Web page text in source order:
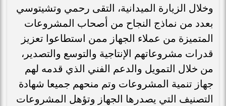
وخلال الزيارة الميدانية، التقى رحمي وتشيتوسي
بعدد من نماذج النجاح من أصحاب المشروعات
المتميزة من عملاء الجهاز ممن استطاعوا تعزيز
قدرات مشروعاتهم الإنتاجية والتوسع والتصدير،
من خلال التمويل والدعم الفني الذي قدمه لهم
جهاز تنمية المشروعات وتم منحهم جميعا شهادة
التصنيف التي يصدرها الجهاز وتؤهل المشروعات